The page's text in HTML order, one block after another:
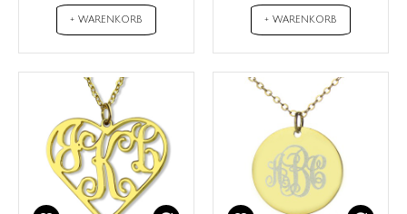
+ WARENKORB + WARENKORB